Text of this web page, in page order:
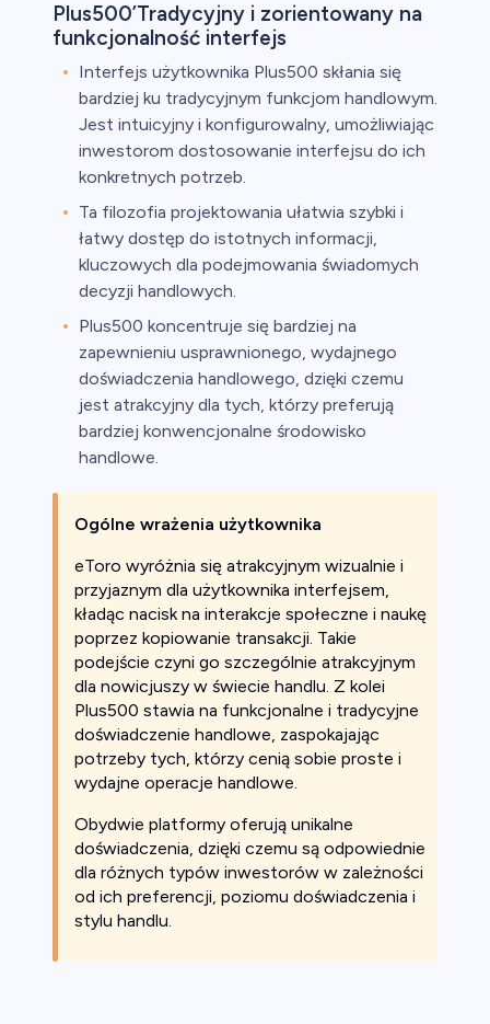
Plus500’Tradycyjny i zorientowany na
funkcjonalność interfejs
Interfejs użytkownika Plus500 skłania się
bardziej ku tradycyjnym funkcjom handlowym.
Jest intuicyjny i konfigurowalny, umożliwiając
inwestorom dostosowanie interfejsu do ich
konkretnych potrzeb.
Ta filozofia projektowania ułatwia szybki i
łatwy dostęp do istotnych informacji,
kluczowych dla podejmowania świadomych
decyzji handlowych.
Plus500 koncentruje się bardziej na
zapewnieniu usprawnionego, wydajnego
doświadczenia handlowego, dzięki czemu
jest atrakcyjny dla tych, którzy preferują
bardziej konwencjonalne środowisko
handlowe.
Ogólne wrażenia użytkownika
eToro wyróżnia się atrakcyjnym wizualnie i
przyjaznym dla użytkownika interfejsem,
kładąc nacisk na interakcje społeczne i naukę
poprzez kopiowanie transakcji. Takie
podejście czyni go szczególnie atrakcyjnym
dla nowicjuszy w świecie handlu. Z kolei
Plus500 stawia na funkcjonalne i tradycyjne
doświadczenie handlowe, zaspokajając
potrzeby tych, którzy cenią sobie proste i
wydajne operacje handlowe.
Obydwie platformy oferują unikalne
doświadczenia, dzięki czemu są odpowiednie
dla różnych typów inwestorów w zależności
od ich preferencji, poziomu doświadczenia i
stylu handlu.